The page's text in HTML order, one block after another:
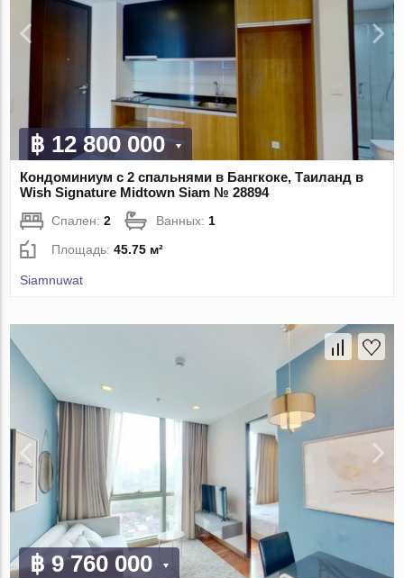
฿ 12 800 000
Кондоминиум с 2 спальнями в Бангкоке, Таиланд в
Wish Signature Midtown Siam № 28894
Спален:2 Ванных: 1
Площадь:45.75 м²
Siamnuwat
฿ 9 760 000